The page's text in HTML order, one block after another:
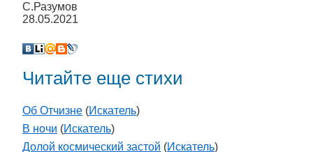
С.Разумов
28.05.2021
Читайте еще стихи
Об Отчизне (Искатель)
В ночи (Искатель)
Долой космический застой (Искатель)